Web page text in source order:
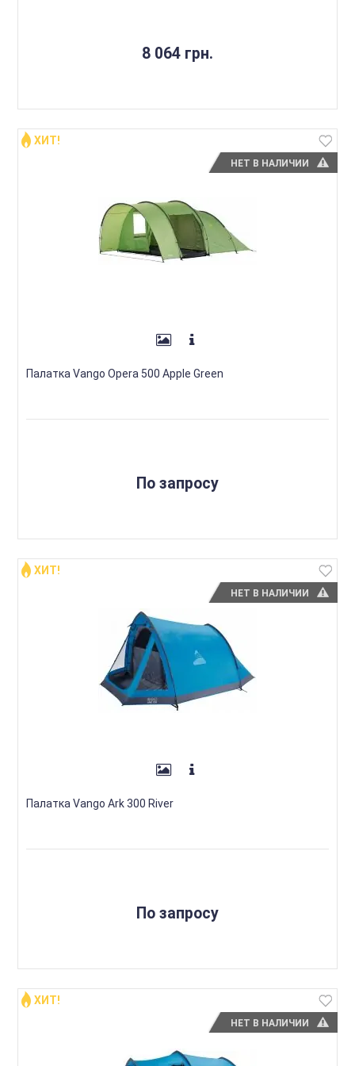
8 064 грн.
НЕТ В НАЛИЧИИ
ХИТ!
Палатка Vango Opera 500 Apple Green
По запросу
НЕТ В НАЛИЧИИ
ХИТ!
Палатка Vango Ark 300 River
По запросу
НЕТ В НАЛИЧИИ
ХИТ!